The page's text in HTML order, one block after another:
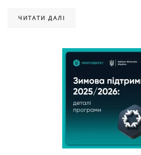
ЧИТАТИ ДАЛІ